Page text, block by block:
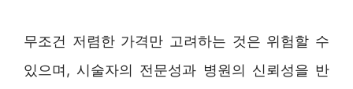
무조건 저렴한 가격만 고려하는 것은 위험할 수
있으며, 시술자의 전문성과 병원의 신뢰성을 반